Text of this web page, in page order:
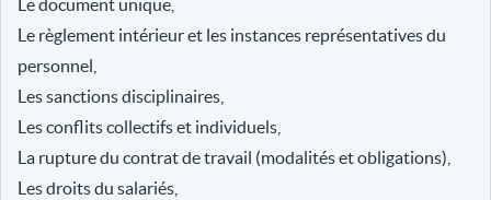
Le document unique,
Le règlement intérieur et les instances représentatives du
personnel,
Les sanctions disciplinaires,
Les conflits collectifs et individuels,
La rupture du contrat de travail (modalités et obligations),
Les droits du salariés,